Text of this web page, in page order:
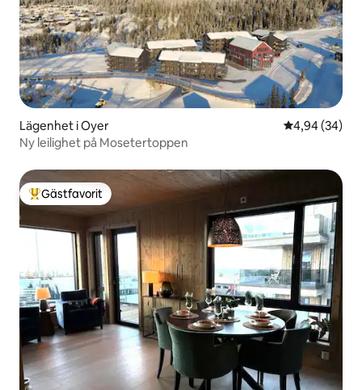
Lägenhet i Oyer 4,94 av 5 i
4,94 (34)
Ny leilighet på Mosetertoppen
Populär gästfavorit
Gästfavorit